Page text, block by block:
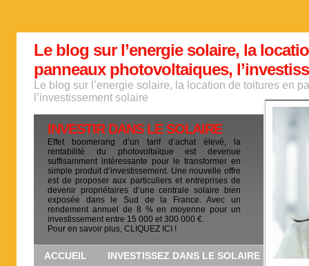
Le blog sur l’energie solaire, la
panneaux photovoltaiques,
Le blog sur l’energie solaire, la location de toitures en
l’investissement solaire
INVESTIR DANS LE SOLAIRE
Effet boomerang d’un tarif d’achat élevé, la
rentabilité du photovoltaïque est devenue
suffisamment intéressante pour le transformer en
simple produit d’investissement. Une nouvelle offre
est de proposer aux particuliers et entreprises de
devenir propriétaires d’une centrale solaire bien
exposée dans le Sud de la France. Avec un
rendement annuel de 8 % en moyenne pour un
investissement entre 15 000 et 300 000 €.
Pour en savoir plus, CLIQUEZ ICI !
ACCUEIL INVESTISSEZ DANS LE SOLAIRE